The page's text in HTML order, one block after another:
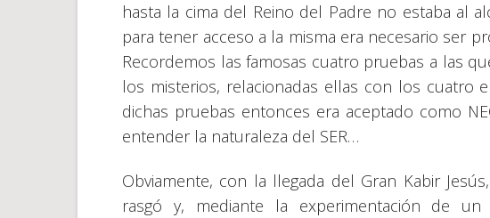
hasta la cima del Reino del Padre no estaba al
para tener acceso a la misma era necesario ser
Recordemos las famosas cuatro pruebas a las
los misterios, relacionadas ellas con los cuatro
dichas pruebas entonces era aceptado como
entender la naturaleza del SER…
Obviamente, con la llegada del Gran Kabir
rasgó y, mediante la experimentación de un